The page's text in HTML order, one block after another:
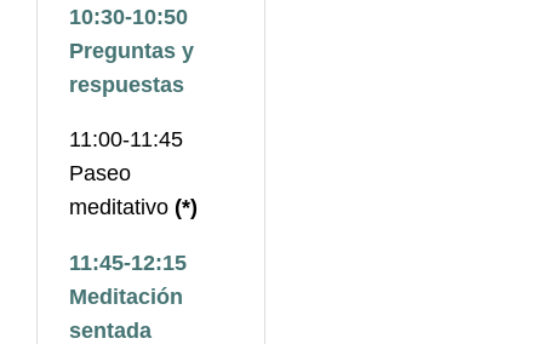
10:30-10:50
Preguntas y
respuestas
11:00-11:45
Paseo
meditativo(*)
11:45-12:15
Meditación
sentada